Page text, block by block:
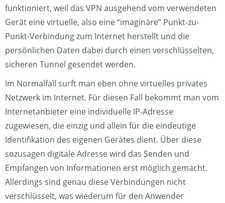
funktioniert, weil das VPN ausgehend vom verwendeten
Gerät eine virtuelle, also eine “imaginäre” Punkt-zu-
Punkt-Verbindung zum Internet herstellt und die
persönlichen Daten dabei durch einen verschlüsselten,
sicheren Tunnel gesendet werden.
Im Normalfall surft man eben ohne virtuelles privates
Netzwerk im Internet. Für diesen Fall bekommt man vom
Internetanbieter eine individuelle IP-Adresse
zugewiesen, die einzig und allein für die eindeutige
Identifikation des eigenen Gerätes dient. Über diese
sozusagen digitale Adresse wird das Senden und
Empfangen von Informationen erst möglich gemacht.
Allerdings sind genau diese Verbindungen nicht
verschlüsselt, was wiederum für den Anwender